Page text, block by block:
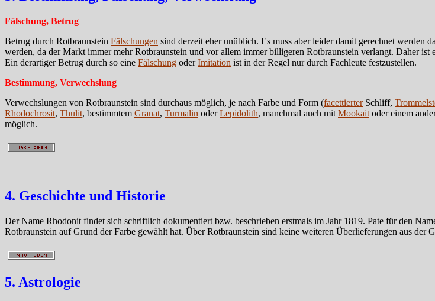
Fälschung, Betrug
Betrug durch Rotbraunstein Fälschungen sind derzeit eher unüblich. Es muss aber leider damit gerechnet werden
werden, da der Markt immer mehr Rotbraunstein und vor allem immer billigeren Rotbraunstein verlangt. Daher
Ein derartiger Betrug durch so eine Fälschung oderImitation ist in der Regel nur durch Fachleute festzustellen.
Bestimmung, Verwechslung
Verwechslungen von Rotbraunstein sind durchaus möglich, je nach Farbe und Form (facettierterSchliff,
Rhodochrosit, Thulit, bestimmtem Granat, Turmalin oderLepidolith, manchmal auch mit Mookait oder einem
möglich.
4. Geschichte und Historie
Der Name Rhodonit findet sich schriftlich dokumentiert bzw. beschrieben erstmals im Jahr 1819. Pate für den
Rotbraunstein auf Grund der Farbe gewählt hat. Über Rotbraunstein sind keine weiteren Überlieferungen aus der
5. Astrologie